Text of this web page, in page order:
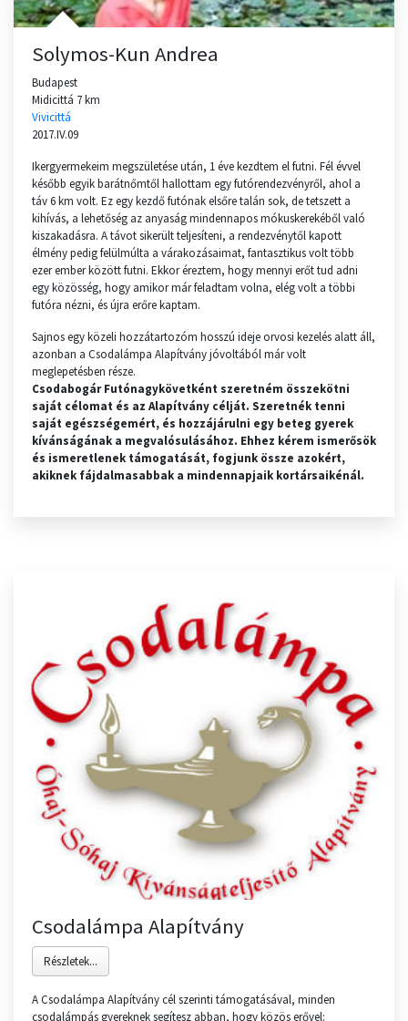
Solymos-Kun Andrea
Budapest
Midicittá 7 km
Vivicittá
2017.IV.09
Ikergyermekeim megszületése után, 1 éve kezdtem el futni. Fél évvel
később egyik barátnőmtől hallottam egy futórendezvényről, ahol a
táv 6 km volt. Ez egy kezdő futónak elsőre talán sok, de tetszett a
kihívás, a lehetőség az anyaság mindennapos mókuskerekéből való
kiszakadásra. A távot sikerült teljesíteni, a rendezvénytől kapott
élmény pedig felülmúlta a várakozásaimat, fantasztikus volt több
ezer ember között futni. Ekkor éreztem, hogy mennyi erőt tud adni
egy közösség, hogy amikor már feladtam volna, elég volt a többi
futóra nézni, és újra erőre kaptam.
Sajnos egy közeli hozzátartozóm hosszú ideje orvosi kezelés alatt áll,
azonban a Csodalámpa Alapítvány jóvoltából már volt
meglepetésben része.
Csodabogár Futónagykövetként szeretném összekötni
saját célomat és az Alapítvány célját. Szeretnék tenni
saját egészségemért, és hozzájárulni egy beteg gyerek
kívánságának a megvalósulásához. Ehhez kérem ismerősök
és ismeretlenek támogatását, fogjunk össze azokért,
akiknek fájdalmasabbak a mindennapjaik kortársaikénál.
Csodalámpa Alapítvány
Részletek...
A Csodalámpa Alapítvány cél szerinti támogatásával, minden
csodalámpás gyereknek segítesz abban, hogy közös erővel: